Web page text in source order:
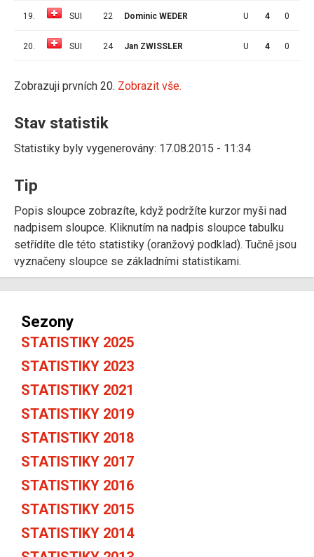
19. SUI 22 Dominic WEDER U 4 0
20. SUI 24 Jan ZWISSLER U 4 0
Zobrazuji prvních 20. Zobrazit vše.
Stav statistik
Statistiky byly vygenerovány: 17.08.2015 - 11:34
Tip
Popis sloupce zobrazíte, když podržíte kurzor myši nad
nadpisem sloupce. Kliknutím na nadpis sloupce tabulku
setřídíte dle této statistiky (oranžový podklad). Tučně jsou
vyznačeny sloupce se základními statistikami.
Sezony
STATISTIKY 2025
STATISTIKY 2023
STATISTIKY 2021
STATISTIKY 2019
STATISTIKY 2018
STATISTIKY 2017
STATISTIKY 2016
STATISTIKY 2015
STATISTIKY 2014